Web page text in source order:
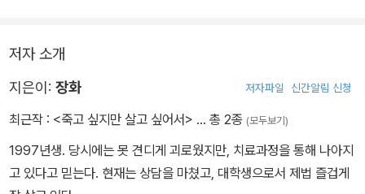
생겼는지 탐구하는 여정. 그 여정에 밑줄을 긋다보면 우리는 어떤 사
회적 제도와 안전망을 보완해야 하는지, 어느 길목을 바꿔야 할지 고
저자 소개
지은이: 장화 저자파일 신간알림 신청
최근작 : <죽고 싶지만 살고 싶어서> … 총 2종 (모두보기)
1997년생. 당시에는 못 견디게 괴로웠지만, 치료과정을 통해 나아지
고 있다고 믿는다. 현재는 상담을 마쳤고, 대학생으로서 제법 즐겁게